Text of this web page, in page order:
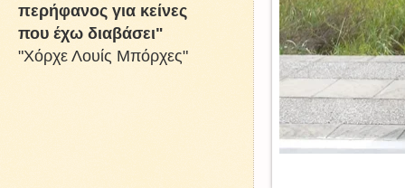
περήφανος για κείνες
που έχω διαβάσει"
"Χόρχε Λουίς Μπόρχες"